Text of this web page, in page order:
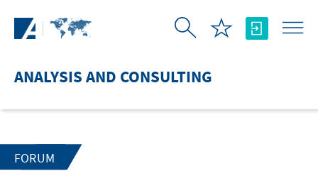
ANALYSIS AND CONSULTING
FORUM